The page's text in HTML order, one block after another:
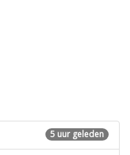
5 uur geleden